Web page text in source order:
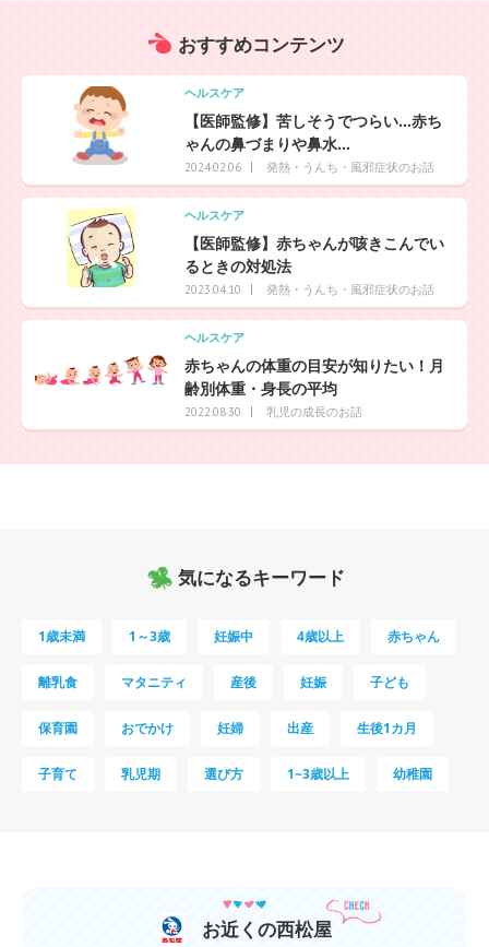
おすすめコンテンツ
ヘルスケア
【医師監修】苦しそうでつらい…赤ち
ゃんの鼻づまりや鼻水...
2024.02.06 発熱・うんち・風邪症状のお話
ヘルスケア
【医師監修】赤ちゃんが咳きこんでい
るときの対処法
2023.04.10 発熱・うんち・風邪症状のお話
ヘルスケア
赤ちゃんの体重の目安が知りたい！月
齢別体重・身長の平均
2022.08.30 乳児の成長のお話
気になるキーワード
1歳未満 1～3歳 妊娠中 4歳以上 赤ちゃん
離乳食 マタニティ 産後 妊娠 子ども
保育園 おでかけ 妊婦 出産 生後1カ月
子育て 乳児期 選び方 1~3歳以上 幼稚園
ベビーカー
お近くの西松屋